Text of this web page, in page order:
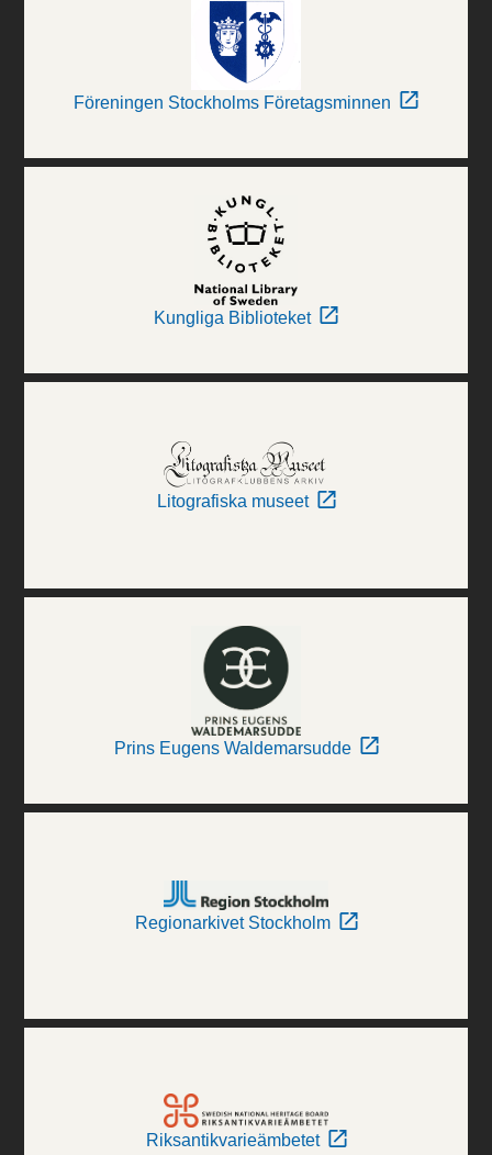
Föreningen Stockholms Företagsminnen
Kungliga Biblioteket
Litografiska museet
Prins Eugens Waldemarsudde
Regionarkivet Stockholm
Riksantikvarieämbetet